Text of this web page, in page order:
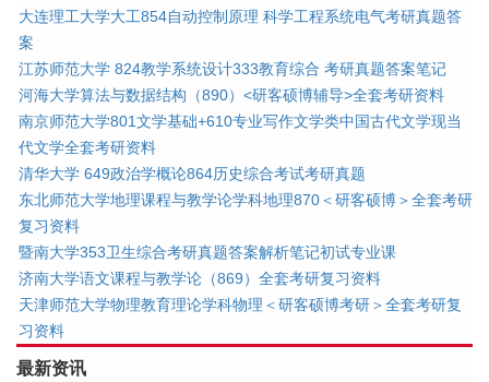
大连理工大学大工854自动控制原理 科学工程系统电气考研真题答
案
江苏师范大学 824教学系统设计333教育综合 考研真题答案笔记
河海大学算法与数据结构（890）<研客硕博辅导>全套考研资料
南京师范大学801文学基础+610专业写作文学类中国古代文学现当
代文学全套考研资料
清华大学 649政治学概论864历史综合考试考研真题
东北师范大学地理课程与教学论学科地理870＜研客硕博＞全套考研
复习资料
暨南大学353卫生综合考研真题答案解析笔记初试专业课
济南大学语文课程与教学论（869）全套考研复习资料
天津师范大学物理教育理论学科物理＜研客硕博考研＞全套考研复
习资料
最新资讯